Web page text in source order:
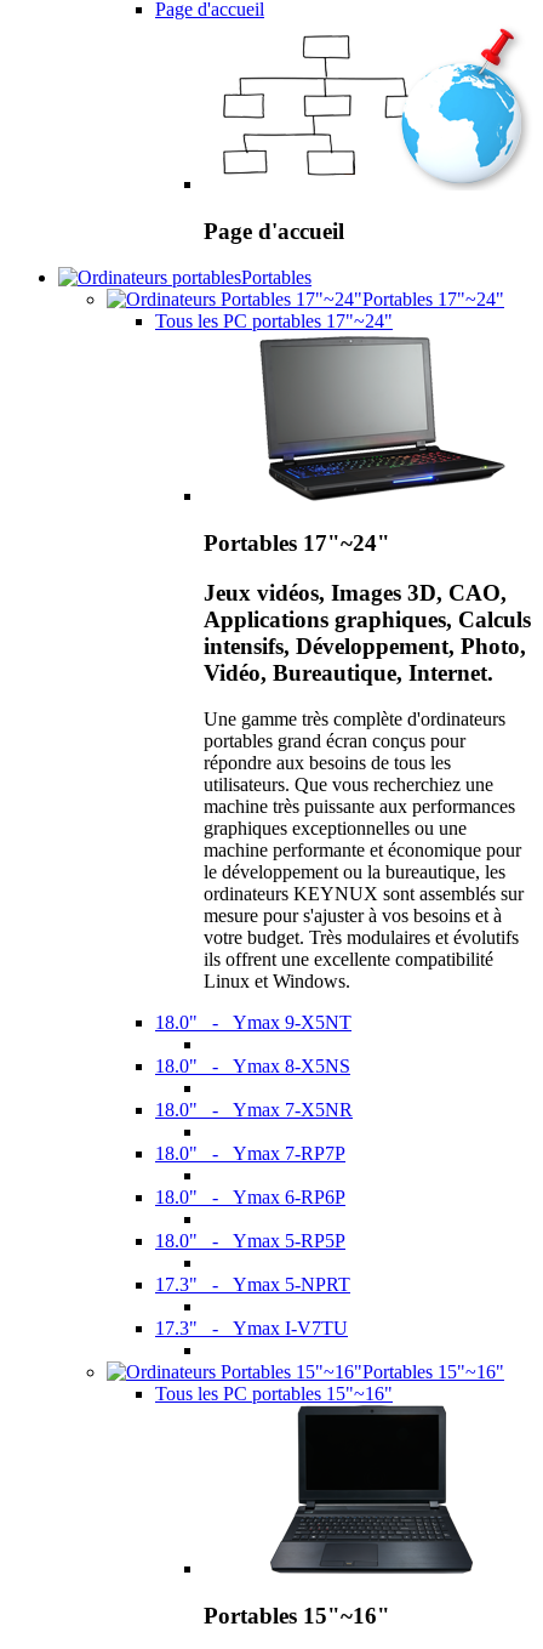
Page d'accueil
Page d'accueil
Portables
Portables 17"~24"
Tous les PC portables 17"~24"
Portables 17"~24"
Jeux vidéos, Images 3D, CAO,
Applications graphiques, Calculs
intensifs, Développement, Photo,
Vidéo, Bureautique, Internet.
Une gamme très complète d'ordinateurs
portables grand écran conçus pour
répondre aux besoins de tous les
utilisateurs. Que vous recherchiez une
machine très puissante aux performances
graphiques exceptionnelles ou une
machine performante et économique pour
le développement ou la bureautique, les
ordinateurs KEYNUX sont assemblés sur
mesure pour s'ajuster à vos besoins et à
votre budget. Très modulaires et évolutifs
ils offrent une excellente compatibilité
Linux et Windows.
18.0" - Ymax 9-X5NT
18.0" - Ymax 8-X5NS
18.0" - Ymax 7-X5NR
18.0" - Ymax 7-RP7P
18.0" - Ymax 6-RP6P
18.0" - Ymax 5-RP5P
17.3" - Ymax 5-NPRT
17.3" - Ymax I-V7TU
Portables 15"~16"
Tous les PC portables 15"~16"
Portables 15"~16"